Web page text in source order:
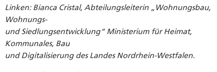
Linken: Bianca Cristal, Abteilungsleiterin „Wohnungsbau,
Wohnungs-
und Siedlungsentwicklung“ Ministerium für Heimat,
Kommunales, Bau
und Digitalisierung des Landes Nordrhein-Westfalen.